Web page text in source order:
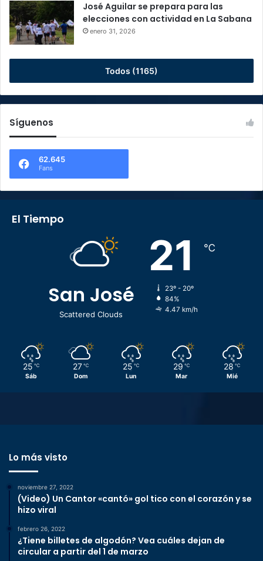
José Aguilar se prepara para las
elecciones con actividad en La Sabana
enero 31, 2026
Todos (1165)
Síguenos
62.645
Fans
El Tiempo
San José
Scattered Clouds
21 ℃
23º - 20º
84%
4.47 km/h
25 ℃
Sáb
27 ℃
Dom
25 ℃
Lun
29 ℃
Mar
28 ℃
Mié
Lo más visto
noviembre 27, 2022
(Video) Un Cantor «cantó» gol tico con el corazón y se
hizo viral
febrero 26, 2022
¿Tiene billetes de algodón? Vea cuáles dejan de
circular a partir del 1 de marzo